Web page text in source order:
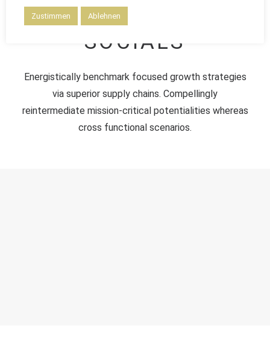
SOCIALS
Energistically benchmark focused growth strategies
via superior supply chains. Compellingly
reintermediate mission-critical potentialities whereas
cross functional scenarios.
Zustimmen Ablehnen